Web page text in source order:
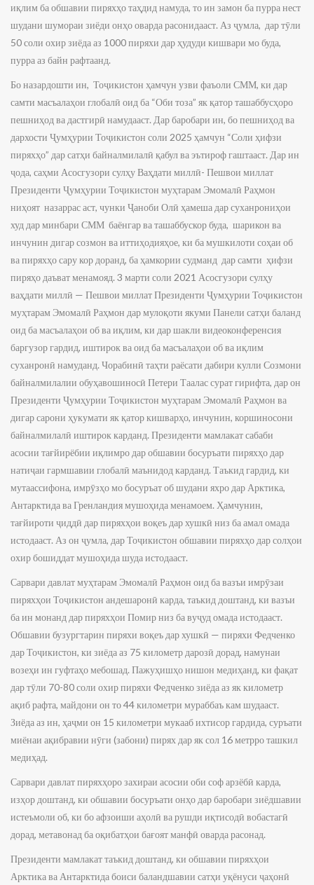
иқлим ба обшавии пиряхҳо таҳдид намуда, то ин замон ба пурра нест
шудани шумораи зиёди онҳо оварда расонидааст. Аз ҷумла, дар тӯли
50 соли охир зиёда аз 1000 пиряхи дар ҳудуди кишвари мо буда,
пурра аз байн рафтаанд.
Бо назардошти ин, Тоҷикистон ҳамчун узви фаъоли СММ, ки дар
самти масъалаҳои глобалӣ оид ба “Оби тоза” як қатор ташаббусҳоро
пешниҳод ва дастгирӣ намудааст. Дар баробари ин, бо пешниҳод ва
дархости Ҷумҳурии Тоҷикистон соли 2025 ҳамчун “Соли ҳифзи
пиряхҳо” дар сатҳи байналмилалӣ қабул ва эътироф гаштааст. Дар ин
ҷода, саҳми Асосгузори сулҳу Ваҳдати миллӣ- Пешвои миллат
Президенти Ҷумҳурии Тоҷикистон муҳтарам Эмомалӣ Раҳмон
ниҳоят назаррас аст, чунки Ҷаноби Олӣ ҳамеша дар суханрониҳои
худ дар минбари СММ баёнгар ва ташаббускор буда, шарикон ва
инчунин дигар созмон ва иттиҳодияҳое, ки ба мушкилоти соҳаи об
ва пиряхҳо сару кор доранд, ба ҳамкории судманд дар самти ҳифзи
пиряҳо даъват менамояд. 3 марти соли 2021 Асосгузори сулҳу
ваҳдати миллӣ — Пешвои миллат Президенти Ҷумҳурии Тоҷикистон
муҳтарам Эмомалӣ Раҳмон дар мулоқоти якуми Панели сатҳи баланд
оид ба масъалаҳои об ва иқлим, ки дар шакли видеоконференсия
баргузор гардид, иштирок ва оид ба масъалаҳои об ва иқлим
суханронӣ намуданд. Чорабинӣ таҳти раёсати дабири кулли Созмони
байналмилалии обуҳавошиносӣ Петери Таалас сурат гирифта, дар он
Президенти Ҷумҳурии Тоҷикистон муҳтарам Эмомалӣ Раҳмон ва
дигар сарони ҳукумати як қатор кишварҳо, инчунин, коршиносони
байналмилалӣ иштирок карданд. Президенти мамлакат сабаби
асосии тағйирёбии иқлимро дар обшавии босуръати пиряхҳо дар
натиҷаи гармшавии глобалӣ маънидод карданд. Таъкид гардид, ки
мутаассифона, имрӯзҳо мо босуръат об шудани яхро дар Арктика,
Антарктида ва Гренландия мушоҳида менамоем. Ҳамчунин,
тағйироти ҷиддӣ дар пиряхҳои воқеъ дар хушкӣ низ ба амал омада
истодааст. Аз он ҷумла, дар Тоҷикистон обшавии пиряхҳо дар солҳои
охир бошиддат мушоҳида шуда истодааст.
Сарвари давлат муҳтарам Эмомалӣ Раҳмон оид ба вазъи имрӯзаи
пиряхҳои Тоҷикистон андешаронӣ карда, таъкид доштанд, ки вазъи
ба ин монанд дар пиряхҳои Помир низ ба вуҷуд омада истодааст.
Обшавии бузургтарин пиряхи воқеъ дар хушкӣ — пиряхи Федченко
дар Тоҷикистон, ки зиёда аз 75 километр дарозӣ дорад, намунаи
возеҳи ин гуфтаҳо мебошад. Пажуҳишҳо нишон медиҳанд, ки фақат
дар тӯли 70-80 соли охир пиряхи Федченко зиёда аз як километр
ақиб рафта, майдони он то 44 километри мураббаъ кам шудааст.
Зиёда аз ин, ҳаҷми он 15 километри мукааб ихтисор гардида, суръати
миёнаи ақибравии нӯги (забони) пирях дар як сол 16 метрро ташкил
медиҳад.
Сарвари давлат пиряхҳоро захираи асосии оби соф арзёбӣ карда,
изҳор доштанд, ки обшавии босуръати онҳо дар баробари зиёдшавии
истеъмоли об, ки бо афзоиши аҳолӣ ва рушди иқтисодӣ вобастагӣ
дорад, метавонад ба оқибатҳои бағоят манфӣ оварда расонад.
Президенти мамлакат таъкид доштанд, ки обшавии пиряхҳои
Арктика ва Антарктида боиси баландшавии сатҳи уқёнуси ҷаҳонӣ